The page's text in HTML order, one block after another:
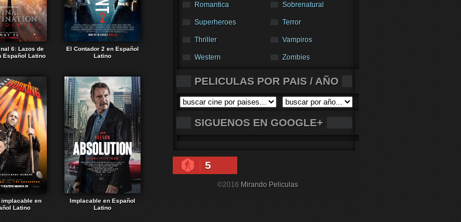
6: Lazos de
Español Latino
El Contador 2 en Español
Latino
implacable en
Latino
Implacable en Español
Latino
Romantica Sobrenatural
Superheroes Terror
Thriller Vampiros
Western Zombies
PELICULAS POR PAIS / AÑO
SIGUENOS EN GOOGLE+
5
©2016 Mirando Peliculas